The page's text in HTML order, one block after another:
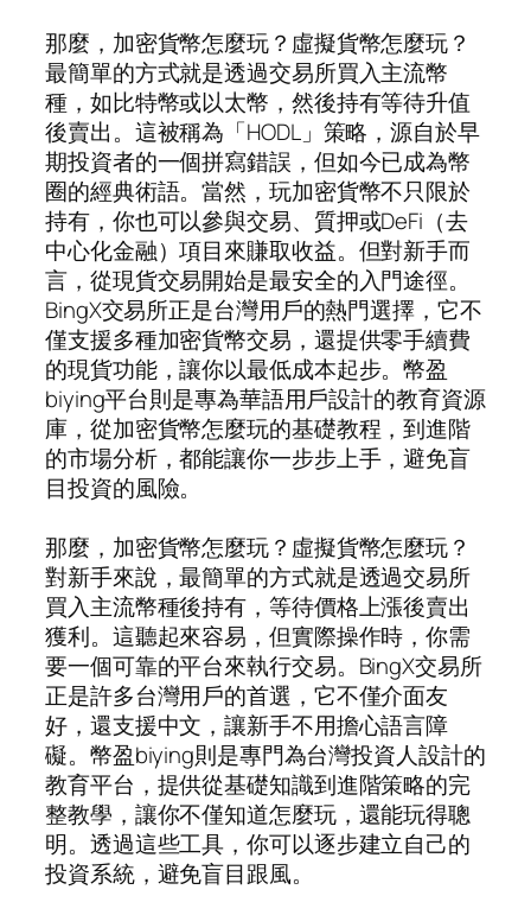
那麼，加密貨幣怎麼玩？虛擬貨幣怎麼玩？
最簡單的方式就是透過交易所買入主流幣
種，如比特幣或以太幣，然後持有等待升值
後賣出。這被稱為「HODL」策略，源自於早
期投資者的一個拼寫錯誤，但如今已成為幣
圈的經典術語。當然，玩加密貨幣不只限於
持有，你也可以參與交易、質押或DeFi（去
中心化金融）項目來賺取收益。但對新手而
言，從現貨交易開始是最安全的入門途徑。
BingX交易所正是台灣用戶的熱門選擇，它不
僅支援多種加密貨幣交易，還提供零手續費
的現貨功能，讓你以最低成本起步。幣盈
biying平台則是專為華語用戶設計的教育資源
庫，從加密貨幣怎麼玩的基礎教程，到進階
的市場分析，都能讓你一步步上手，避免盲
目投資的風險。
那麼，加密貨幣怎麼玩？虛擬貨幣怎麼玩？
對新手來說，最簡單的方式就是透過交易所
買入主流幣種後持有，等待價格上漲後賣出
獲利。這聽起來容易，但實際操作時，你需
要一個可靠的平台來執行交易。BingX交易所
正是許多台灣用戶的首選，它不僅介面友
好，還支援中文，讓新手不用擔心語言障
礙。幣盈biying則是專門為台灣投資人設計的
教育平台，提供從基礎知識到進階策略的完
整教學，讓你不僅知道怎麼玩，還能玩得聰
明。透過這些工具，你可以逐步建立自己的
投資系統，避免盲目跟風。